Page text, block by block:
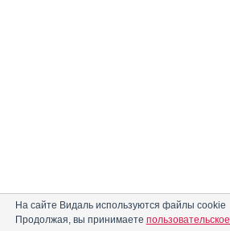
На сайте Видаль используются файлы cookie
Продолжая, вы принимаете